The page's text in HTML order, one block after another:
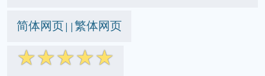
简体网页||繁体网页
☆☆☆☆☆